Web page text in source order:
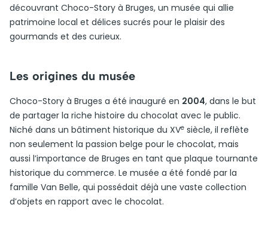
découvrant Choco-Story à Bruges, un musée qui allie
patrimoine local et délices sucrés pour le plaisir des
gourmands et des curieux.
Les origines du musée
Choco-Story à Bruges a été inauguré en 2004, dans le but
de partager la riche histoire du chocolat avec le public.
Niché dans un bâtiment historique du XVe siècle, il reflète
non seulement la passion belge pour le chocolat, mais
aussi l’importance de Bruges en tant que plaque tournante
historique du commerce. Le musée a été fondé par la
famille Van Belle, qui possédait déjà une vaste collection
d’objets en rapport avec le chocolat.